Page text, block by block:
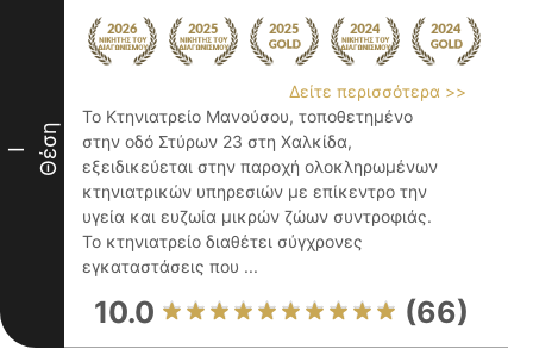
I Θέση
Δείτε περισσότερα >>
Το Κτηνιατρείο Μανούσου, τοποθετημένο
στην οδό Στύρων 23 στη Χαλκίδα,
εξειδικεύεται στην παροχή ολοκληρωμένων
κτηνιατρικών υπηρεσιών με επίκεντρο την
υγεία και ευζωία μικρών ζώων συντροφιάς.
Το κτηνιατρείο διαθέτει σύγχρονες
εγκαταστάσεις που ...
10.0 (66)